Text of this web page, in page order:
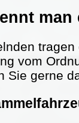
man
vom
Sie gerne